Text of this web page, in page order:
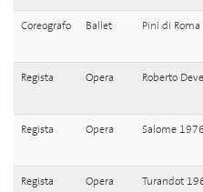
Coreografo Ballet Pini di
Regista Opera Roberto
Regista Opera Salome
Regista Opera Turandot